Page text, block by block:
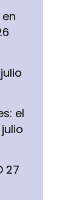
el
27